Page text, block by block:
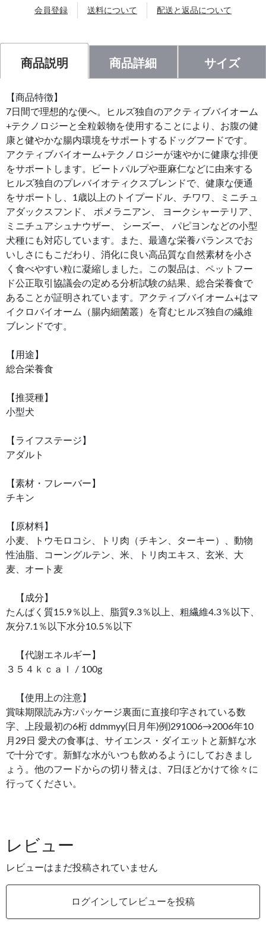
会員登録 送料について 配送と返品について
商品説明 商品詳細 サイズ
【商品特徴】
7日間で理想的な便へ。ヒルズ独自のアクティブバイオーム
+テクノロジーと全粒穀物を使用することにより、お腹の健
康と健やかな腸内環境をサポートするドッグフードです。
アクティブバイオーム+テクノロジーが速やかに健康な排便
をサポートします。ビートパルプや亜麻仁などに由来する
ヒルズ独自のプレバイオティクスブレンドで、健康な便通
をサポートし、1歳以上のトイプードル、チワワ、ミニチュ
アダックスフンド、 ポメラニアン、 ヨークシャーテリア、
ミニチュアシュナウザー、 シーズー、 パピヨンなどの小型
犬種にも対応しています。また、最適な栄養バランスでお
いしさにもこだわり、消化に良い高品質な自然素材を小さ
く食べやすい粒に凝縮しました。この製品は、ペットフー
ド公正取引協議会の定める分析試験の結果、総合栄養食で
あることが証明されています。アクティブバイオーム+はマ
イクロバイオーム（腸内細菌叢）を育むヒルズ独自の繊維
ブレンドです。
【用途】
総合栄養食
【推奨種】
小型犬
【ライフステージ】
アダルト
【素材・フレーバー】
チキン
【原材料】
小麦、トウモロコシ、トリ肉（チキン、ターキー）、動物
性油脂、コーングルテン、米、トリ肉エキス、玄米、大
麦、オート麦
【成分】
たんぱく質15.9％以上、脂質9.3％以上、粗繊維4.3％以下、
灰分7.1％以下水分10.5％以下
【代謝エネルギー】
３５４ｋｃａｌ / 100g
【使用上の注意】
賞味期限読み方:パッケージ裏面に直接印字されている数
字、上段最初の6桁 ddmmyy(日月年)例)291006→2006年10
月29日 愛犬の食事は、サイエンス・ダイエットと新鮮な水
で十分です。新鮮な水がいつも飲めるようにしておきまし
ょう。他のフードからの切り替えは、7日ほどかけて徐々に
行ってください。
レビュー
レビューはまだ投稿されていません
ログインしてレビューを投稿